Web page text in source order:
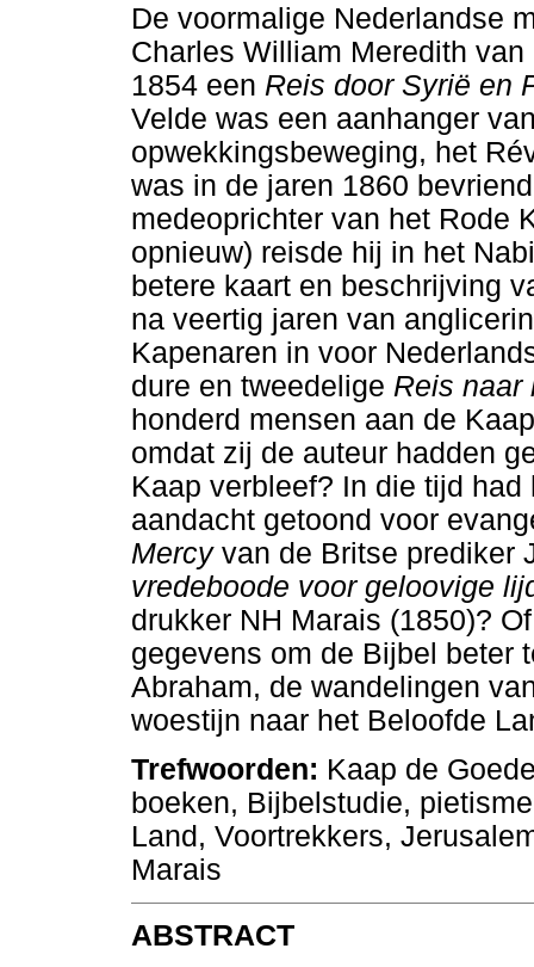
De voormalige Nederlandse
Charles William Meredith
1854 een Reis door Syrië en
Velde was een aanhanger
opwekkingsbeweging, het
was in de jaren 1860
medeoprichter van het Rode
opnieuw) reisde hij in het
betere kaart en beschrijving
na veertig jaren van
Kapenaren in voor
dure en tweedelige Reis naar
honderd mensen aan de
omdat zij de auteur hadden
Kaap verbleef? In die tijd
aandacht getoond voor
Mercyvan de Britse prediker
vredeboode voor geloovige
drukker NH Marais (1850)?
gegevens om de Bijbel beter
Abraham, de wandelingen
woestijn naar het Beloofde
Trefwoorden: Kaap de
boeken, Bijbelstudie,
Land, Voortrekkers,
Marais
ABSTRACT